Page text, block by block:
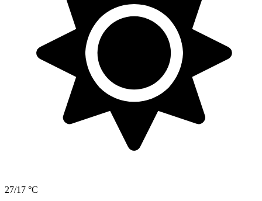
27/17 °C